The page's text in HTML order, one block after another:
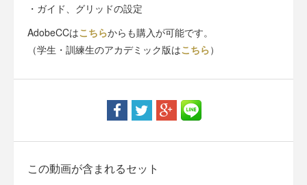
・ガイド、グリッドの設定
AdobeCCはこちらからも購入が可能です。
（学生・訓練生のアカデミック版はこちら）
この動画が含まれるセット